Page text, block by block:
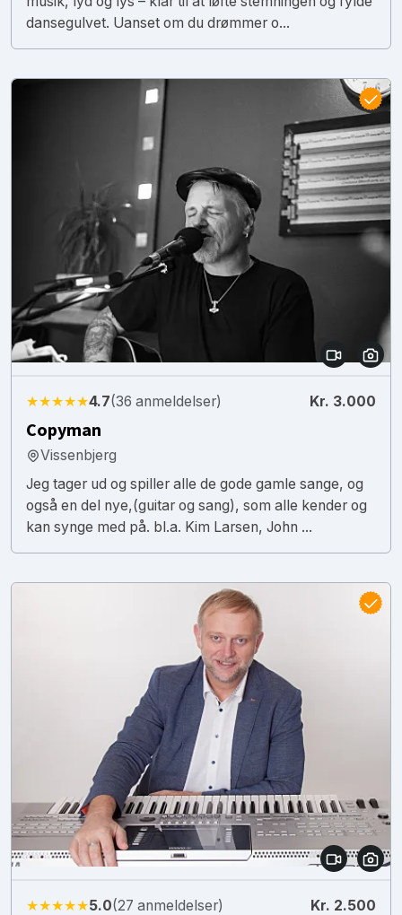
dansegulvet. Uanset om du drømmer o...
★★★★★4.7(36 anmeldelser) Kr. 3.000
Copyman
Vissenbjerg
Jeg tager ud og spiller alle de gode gamle sange, og
også en del nye,(guitar og sang), som alle kender og
kan synge med på. bl.a. Kim Larsen, John ...
★★★★★5.0(27 anmeldelser) Kr. 2.500